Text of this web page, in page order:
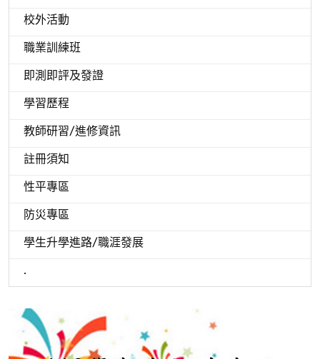
校外活動
職業訓練班
即測即評及發證
學習歷程
教師研習/進修資訊
註冊須知
性平專區
防災專區
學生升學進路/職涯發展
.